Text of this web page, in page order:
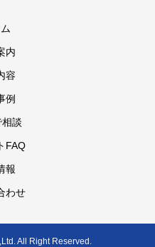
内
容
例
談
FAQ
報
わせ
All Right Reserved.